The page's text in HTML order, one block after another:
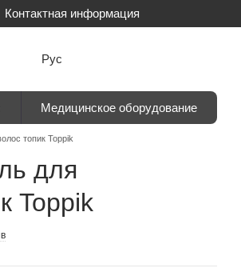
Контактная информация
Отзывы о магазине
Рус
Медицинское оборудование
топик Toppik
для
Toppik